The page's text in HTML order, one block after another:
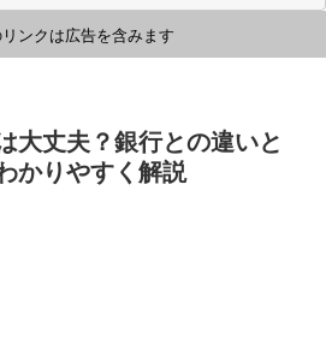
ンクは広告を含みます
大丈夫？銀行との違いと
かりやすく解説